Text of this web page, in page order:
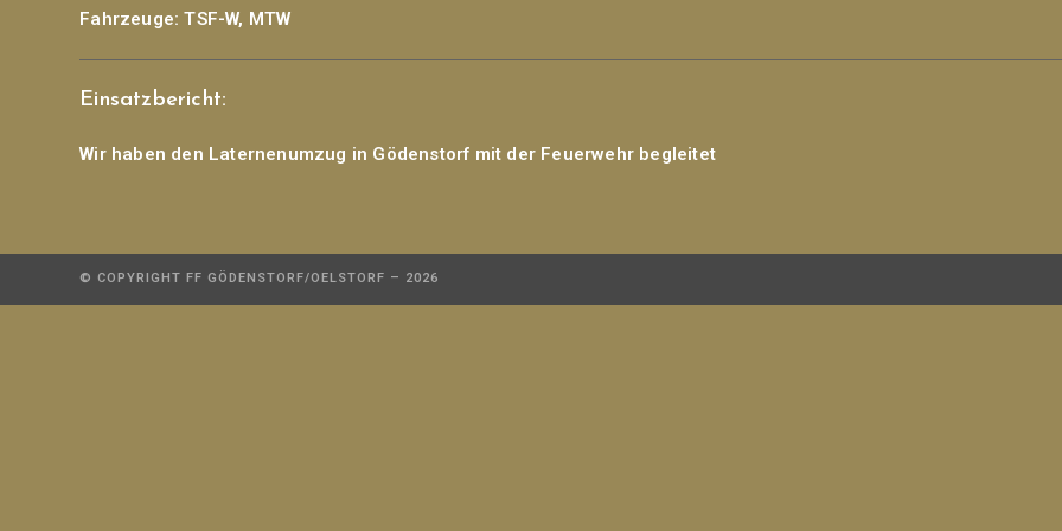
Fahrzeuge: TSF-W, MTW
Einsatzbericht:
Wir haben den Laternenumzug in Gödenstorf mit der Feuerwehr begleitet
© COPYRIGHT FF GÖDENSTORF/OELSTORF – 2026